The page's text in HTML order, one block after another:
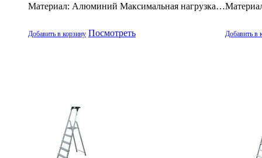
Материал: Алюминий Максимальная нагрузка…
Добавить в корзину Посмотреть Добавить в